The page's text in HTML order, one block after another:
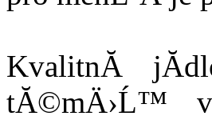
KvalitnĂ­
tĂ©mÄ›Ĺ™